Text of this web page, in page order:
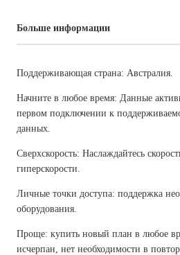
Больше информации
Поддерживающая страна: Австралия.
Начните в любое время: Данные
первом подключении к
данных.
Сверхскорость: Наслаждайтесь
гиперскорости.
Личные точки доступа: поддержка
оборудования.
Проще: купить новый план в любое
исчерпан, нет необходимости в